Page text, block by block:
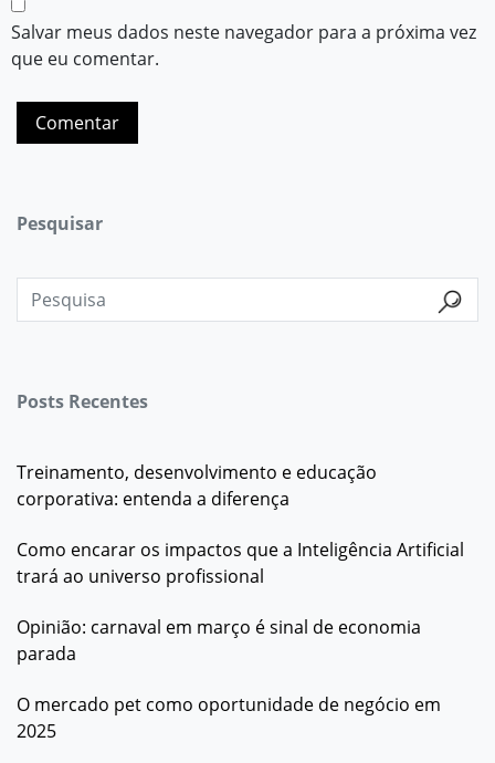
Salvar meus dados neste navegador para a próxima vez
que eu comentar.
Pesquisar
Posts Recentes
Treinamento, desenvolvimento e educação
corporativa: entenda a diferença
Como encarar os impactos que a Inteligência Artificial
trará ao universo profissional
Opinião: carnaval em março é sinal de economia
parada
O mercado pet como oportunidade de negócio em
2025